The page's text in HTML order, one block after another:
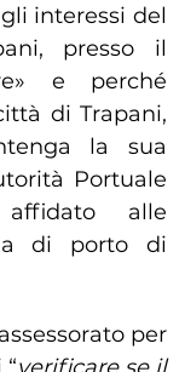
interessi del
presso il
e perché
di Trapani,
la sua
Portuale
alle
di porto di
per